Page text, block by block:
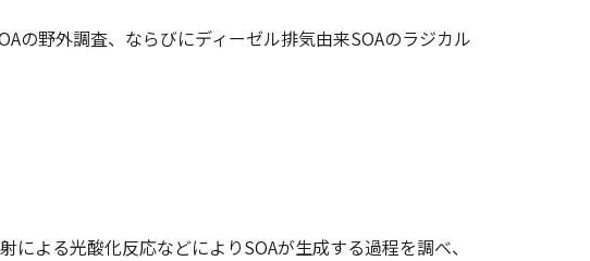
の野外調査、ならびにディーゼル排気由来SOAのラジカル
よる光酸化反応などによりSOAが生成する過程を調べ、